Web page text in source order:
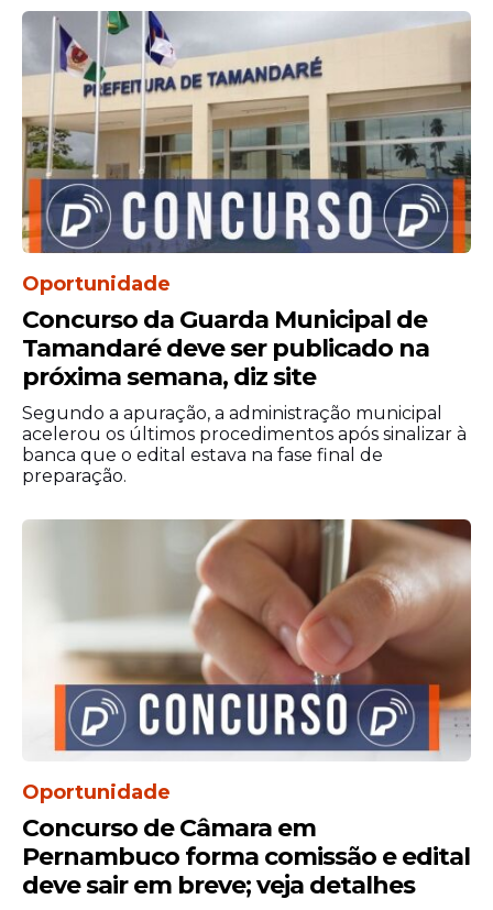
Matrículas para vagas remanescentes:
14 a 30 de abril
Oportunidade
Concurso da Guarda Municipal de
Tamandaré deve ser publicado na
próxima semana, diz site
Segundo a apuração, a administração municipal
acelerou os últimos procedimentos após sinalizar à
banca que o edital estava na fase final de
preparação.
Oportunidade
Concurso de Câmara em
Pernambuco forma comissão e edital
deve sair em breve; veja detalhes